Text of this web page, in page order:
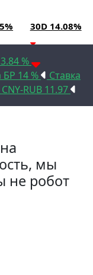
30D 14.08%
%
БР 14 %
Ставка
CNY-RUB 11.97
мы
не робот